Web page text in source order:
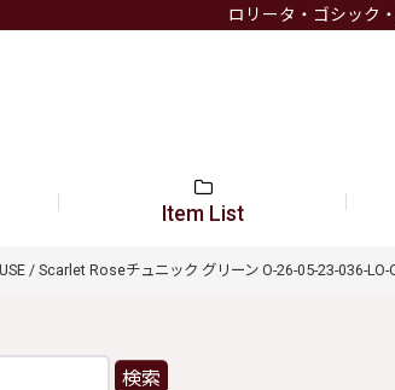
ロリータ・ゴシック
Item List
/ Scarlet Roseチュニック グリーン O-26-05-23-036-LO-
検索